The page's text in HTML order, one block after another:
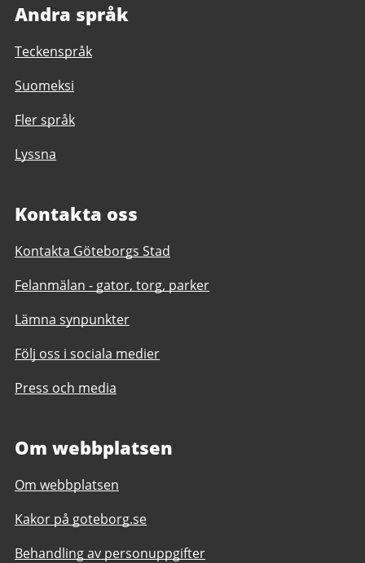
Andra språk
Teckenspråk
Suomeksi
Fler språk
Lyssna
Kontakta oss
Kontakta Göteborgs Stad
Felanmälan - gator, torg, parker
Lämna synpunkter
Följ oss i sociala medier
Press och media
Om webbplatsen
Om webbplatsen
Kakor på goteborg.se
Behandling av personuppgifter